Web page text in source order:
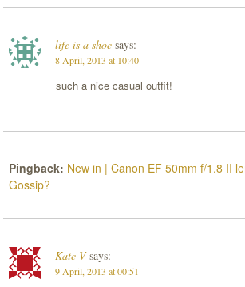
life is a shoe says:
8 April, 2013 at 10:40
such a nice casual outfit!
Pingback: New in | Canon EF 50mm f/1.8 II
Gossip?
Kate V says:
9 April, 2013 at 00:51